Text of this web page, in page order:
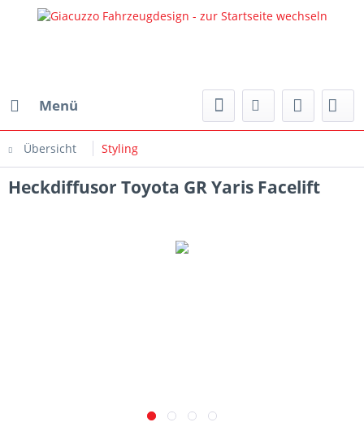
Menü
Übersicht Styling
Heckdiffusor Toyota GR Yaris Facelift